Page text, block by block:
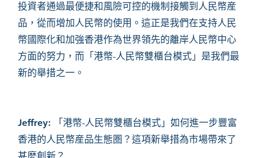
投資者通過最便捷和風險可控的機制接觸到人民幣産
品，從而增加人民幣的使用。這正是我們在支持人民
幣國際化和加強香港作為世界領先的離岸人民幣中心
方面的努力，而「港幣-人民幣雙櫃台模式」是我們最
新的舉措之一。
Jeffrey: 「港幣-人民幣雙櫃台模式」如何進一步豐富
香港的人民幣産品生態圏 ？這項新舉措為市場帶來了